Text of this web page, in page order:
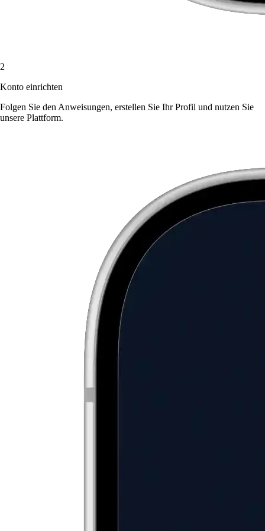
2
Konto einrichten
Folgen Sie den Anweisungen, erstellen Sie Ihr Profil und nutzen Sie
unsere Plattform.